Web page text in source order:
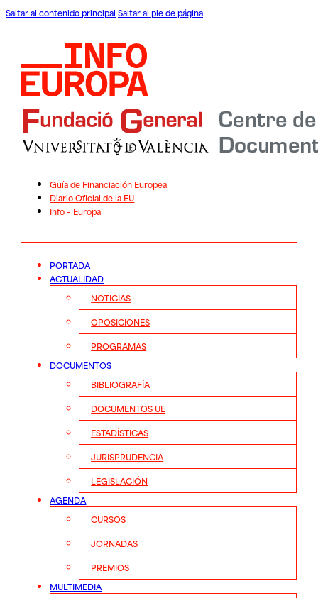
Saltar al contenido principal Saltar al pie de página
Guía de Financiación Europea
Diario Oficial de la EU
Info – Europa
PORTADA
ACTUALIDAD
NOTICIAS
OPOSICIONES
PROGRAMAS
DOCUMENTOS
BIBLIOGRAFÍA
DOCUMENTOS UE
ESTADÍSTICAS
JURISPRUDENCIA
LEGISLACIÓN
AGENDA
CURSOS
JORNADAS
PREMIOS
MULTIMEDIA